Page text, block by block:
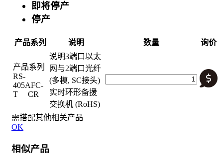
即将停产
停产
产品系列 说明 数量 询价
产品系列
RS-
405AFC-
T CR
说明3端口以太
网与2端口光纤
(多模, SC接头)
实时环形备援
交换机 (RoHS)
需搭配其他相关产品
OK
相似产品